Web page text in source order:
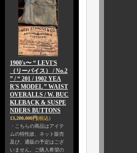
1900's〜 “ LEVI'S
（リーバイス） / No.2
” / “ 201 / 1902 YEA
R'S MODEL ” WAIST
OVERALLS / W. BUC
KLEBACK & SUSPE
NDERS BUTTONS
13,200,000円(税込)
・こちらの商品はアイテ
ムの特性故、ネット販売
及び、通販の予定はござ
いません。ご購入希望の